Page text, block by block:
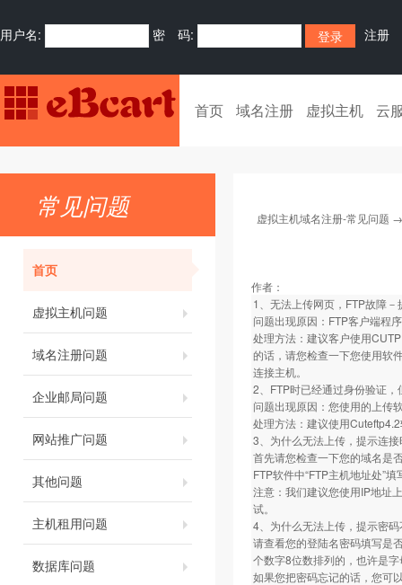
用户名: 密 码: 注册
首页 域名注册 虚拟主机 云
常见问题
首页
虚拟主机问题
域名注册问题
企业邮局问题
网站推广问题
其他问题
主机租用问题
数据库问题
虚拟主机域名注册-常见问题
作者：
1、无法上传网页，FTP故障－
问题出现原因：FTP客户端程
处理方法：建议客户使用
的话，请您检查一下您使用软
连接主机。
2、FTP时已经通过身份验证，
问题出现原因：您使用的上传
处理方法：建议使用
3、为什么无法上传，提示连
首先请您检查一下您的域名是
FTP软件中“FTP主机地址处”
注意：我们建议您使用IP地址
试。
4、为什么无法上传，提示密
请查看您的登陆名密码填写是
个数字8位数排列的，也许是
如果您把密码忘记的话，您可